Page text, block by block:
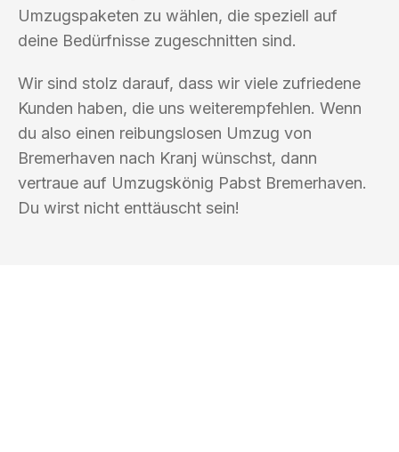
Umzugspaketen zu wählen, die speziell auf
deine Bedürfnisse zugeschnitten sind.
Wir sind stolz darauf, dass wir viele zufriedene
Kunden haben, die uns weiterempfehlen. Wenn
du also einen reibungslosen Umzug von
Bremerhaven nach Kranj wünschst, dann
vertraue auf Umzugskönig Pabst Bremerhaven.
Du wirst nicht enttäuscht sein!